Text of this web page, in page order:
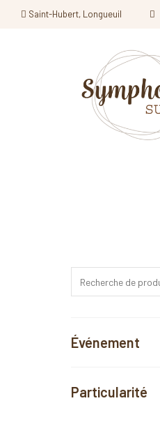
Saint-Hubert, Longueuil
Événement
Particularité